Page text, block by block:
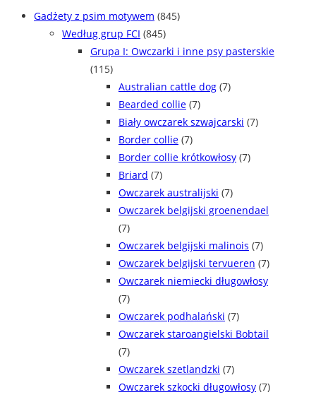
Gadżety z psim motywem (845)
Według grup FCI (845)
Grupa I: Owczarki i inne psy pasterskie
(115)
Australian cattle dog (7)
Bearded collie (7)
Biały owczarek szwajcarski (7)
Border collie (7)
Border collie krótkowłosy (7)
Briard (7)
Owczarek australijski (7)
Owczarek belgijski groenendael
(7)
Owczarek belgijski malinois (7)
Owczarek belgijski tervueren (7)
Owczarek niemiecki długowłosy
(7)
Owczarek podhalański (7)
Owczarek staroangielski Bobtail
(7)
Owczarek szetlandzki (7)
Owczarek szkocki długowłosy (7)